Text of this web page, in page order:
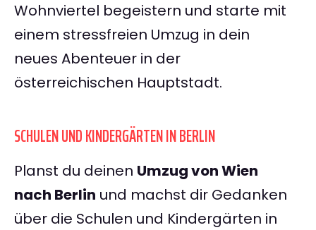
Wohnviertel begeistern und starte mit
einem stressfreien Umzug in dein
neues Abenteuer in der
österreichischen Hauptstadt.
SCHULEN UND KINDERGÄRTEN IN BERLIN
Planst du deinen Umzug von Wien
nach Berlin und machst dir Gedanken
über die Schulen und Kindergärten in